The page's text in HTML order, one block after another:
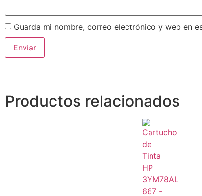
Guarda mi nombre, correo electrónico y web en
Productos relacionados